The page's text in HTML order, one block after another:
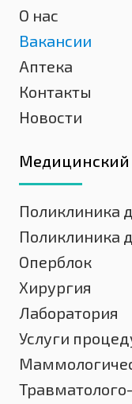
О нас
Вакансии
Аптека
Контакты
Новости
Медицинский
Поликлиника
Поликлиника
Оперблок
Хирургия
Лаборатория
Услуги